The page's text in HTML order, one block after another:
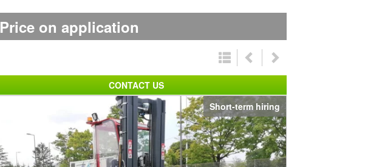
Price on application
Short-term hiring
CONTACT US